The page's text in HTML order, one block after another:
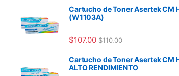
Cartucho de Toner Asertek CM
(W1103A)
$107.00 $110.00
Cartucho de Toner Asertek CM
ALTO RENDIMIENTO